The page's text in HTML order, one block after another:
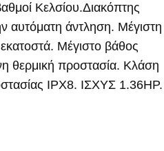
Κελσίου.Διακόπτης
αυτόματη άντληση. Μέγιστη
Μέγιστο βάθος
θερμική προστασία. Κλάση
IPX8. ΙΣΧΥΣ 1.36HP.